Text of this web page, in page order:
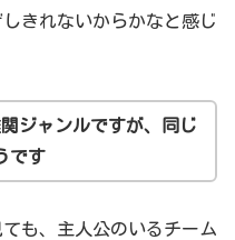
きれないからかなと感じ
ジャンルですが、同じ
です
も、主人公のいるチーム